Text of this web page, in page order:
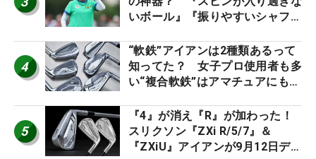
いボール』『振りやすいシャフ
ー』 #女子プロセッティング
4
“軟鉄”アイアンは2種類あるって
知ってた？ 女子プロ使用者も多
い“複合軟鉄”はアマチュアにもオ
5
『4』が消え『R』が加わった！
スリクソン『ZXi R/5/7』＆
『ZXiU』アイアンが9月12日デ